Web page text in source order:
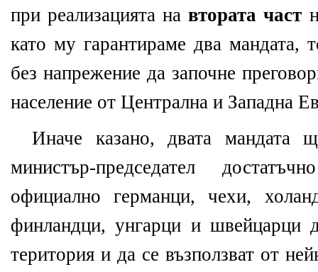
при реализацията навтората част
като му гарантираме два
без напрежение да започне
население от Централна и Западна
Иначе казано, двата мандата
министър-председател
официално германци, чехи,
финландци, унгарци и швейцарци
територия и да се възползват от